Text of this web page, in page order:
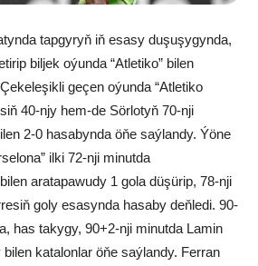
tapgyryň iň esasy duşuşygynda,
biljek oýunda “Atletiko” bilen
geçen oýunda “Atletiko
40-njy hem-de Sörlotyň 70-nji
2-0 hasabynda öňe saýlandy. Ýöne
ilki 72-nji minutda
aratapawudy 1 gola düşürip, 78-nji
goly esasynda hasaby deňledi. 90-
has takygy, 90+2-nji minutda Lamin
katalonlar öňe saýlandy. Ferran